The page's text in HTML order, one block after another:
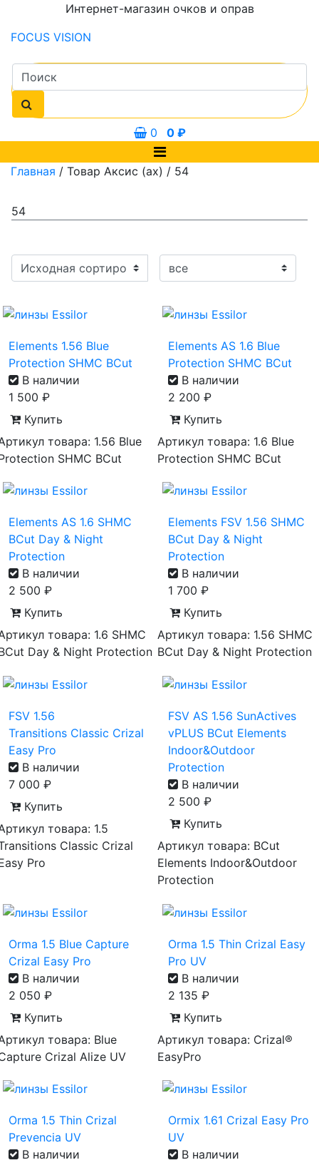
Интернет-магазин очков и оправ
FOCUS VISION
0 0 ₽
Главная / Товар Аксис (ax) / 54
54
Elements 1.56 Blue
Protection SHMC BCut
В наличии
1 500 ₽
Купить
товара: 1.56 Blue
SHMC BCut
Elements AS 1.6 Blue
Protection SHMC BCut
В наличии
2 200 ₽
Купить
Артикул товара: 1.6 Blue
Protection SHMC BCut
Elements AS 1.6 SHMC
BCut Day & Night
Protection
В наличии
2 500 ₽
Купить
товара: 1.6 SHMC
Day & Night Protection
Elements FSV 1.56 SHMC
BCut Day & Night
Protection
В наличии
1 700 ₽
Купить
Артикул товара: 1.56 SHMC
BCut Day & Night Protection
FSV 1.56
Transitions Classic Crizal
Easy Pro
В наличии
7 000 ₽
Купить
товара: 1.5
Classic Crizal
Pro
FSV AS 1.56 SunActives
vPLUS BCut Elements
Indoor&Outdoor
Protection
В наличии
2 500 ₽
Купить
Артикул товара: BCut
Elements Indoor&Outdoor
Protection
Orma 1.5 Blue Capture
Crizal Easy Pro
В наличии
2 050 ₽
Купить
товара: Blue
Crizal Alize UV
Orma 1.5 Thin Crizal Easy
Pro UV
В наличии
2 135 ₽
Купить
Артикул товара: Crizal®
EasyPro
Orma 1.5 Thin Crizal
Prevencia UV
В наличии
Ormix 1.61 Crizal Easy Pro
UV
В наличии